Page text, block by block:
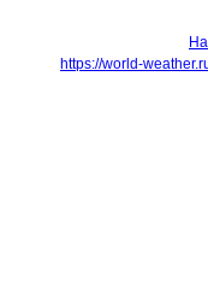
https://world-